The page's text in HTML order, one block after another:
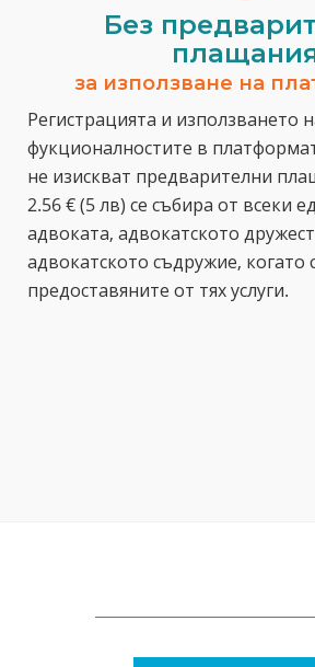
Без
за използване на
Регистрацията и използването
фукционалностите в
не изискват предварителни
2.56 € (5 лв) се събира от всеки
адвоката, адвокатското
адвокатското съдружие, когато
предоставяните от тях услуги.